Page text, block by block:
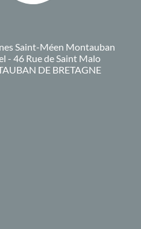
Saint-Méen Montauban
- 46 Rue de Saint Malo
DE BRETAGNE